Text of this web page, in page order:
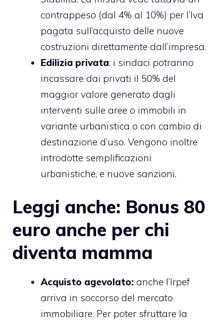
contrappeso (dal 4% al 10%) per l’Iva
pagata sull’acquisto delle nuove
costruzioni direttamente dall’impresa.
Edilizia privata: i sindaci potranno
incassare dai privati il 50% del
maggior valore generato dagli
interventi sulle aree o immobili in
variante urbanistica o con cambio di
destinazione d’uso. Vengono inoltre
introdotte semplificazioni
urbanistiche, e nuove sanzioni.
Leggi anche: Bonus 80
euro anche per chi
diventa mamma
Acquisto agevolato: anche l’Irpef
arriva in soccorso del mercato
immobiliare. Per poter sfruttare la